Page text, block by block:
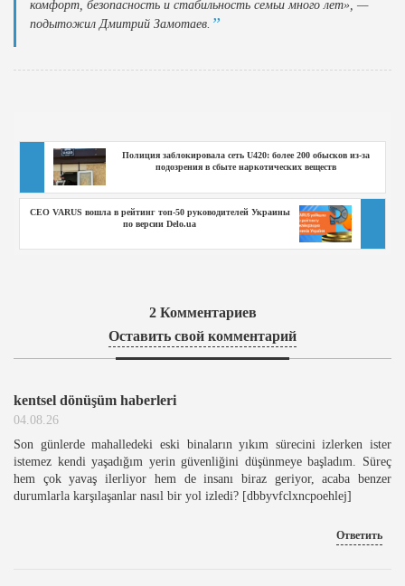
комфорт, безопасность и стабильность семьи много лет», —
подытожил Дмитрий Замотаев.
Полиция заблокировала сеть U420: более 200 обысков из-за
подозрения в сбыте наркотических веществ
СЕО VARUS вошла в рейтинг топ-50 руководителей Украины
по версии Delo.ua
2Комментариев
Оставить свой комментарий
kentsel dönüşüm haberleri
04.08.26
Son günlerde mahalledeki eski binaların yıkım sürecini izlerken ister
istemez kendi yaşadığım yerin güvenliğini düşünmeye başladım. Süreç
hem çok yavaş ilerliyor hem de insanı biraz geriyor, acaba benzer
durumlarla karşılaşanlar nasıl bir yol izledi? [dbbyvfclxncpoehlej]
Ответить